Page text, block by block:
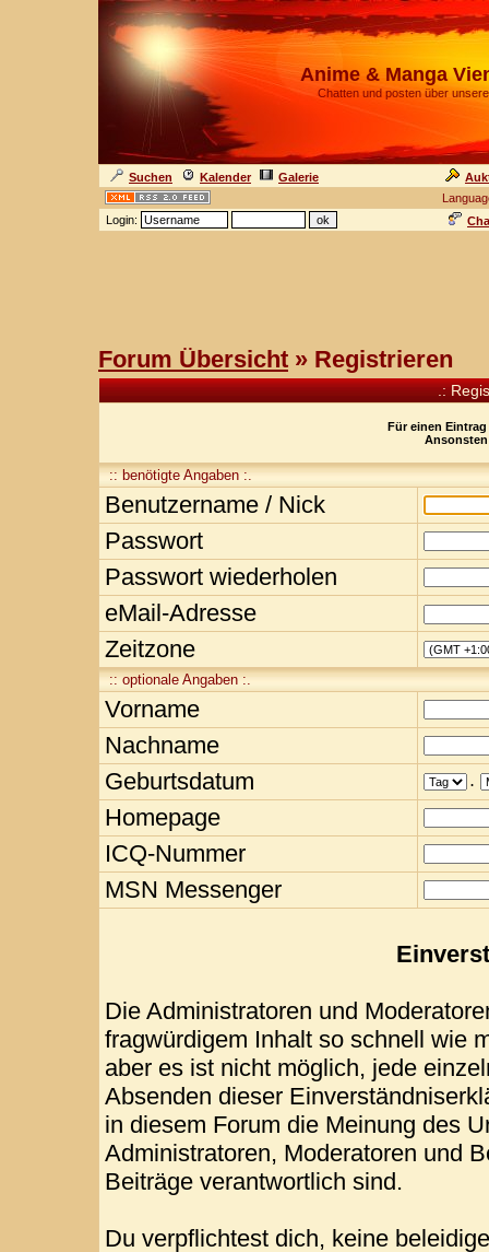
Anime & Manga
Chatten und posten über
Suchen Kalender Galerie
Login:
Forum Übersicht » Registrieren
.:
Für einen
:: benötigte Angaben :.
Benutzername / Nick
Passwort
Passwort wiederholen
eMail-Adresse
Zeitzone
:: optionale Angaben :.
Vorname
Nachname
Geburtsdatum
.
Homepage
ICQ-Nummer
MSN Messenger
Die Administratoren und
fragwürdigem Inhalt so schnell wie
aber es ist nicht möglich, jede
Absenden dieser
in diesem Forum die Meinung des
Administratoren, Moderatoren und
Beiträge verantwortlich sind.
Du verpflichtest dich, keine